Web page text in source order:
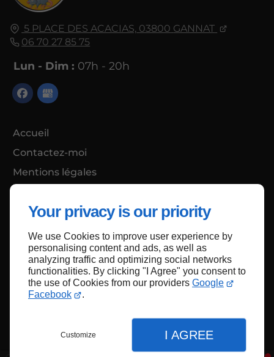
Your privacy is our priority
We use Cookies to improve user experience by
personalising content and ads, as well as
analyzing traffic and optimizing social networks
functionalities. By clicking "I Agree" you consent to
the use of Cookies from our providers Google
Facebook
.
Customize I AGREE
5 PLACE DES ACACIAS, 03800 GANNAT
06 70 27 85 75
Lun - Dim : 07h - 20h
Accueil
Contactez-moi
Mentions légales
Haut de page